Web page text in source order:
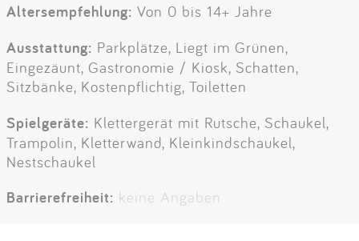
Altersempfehlung: Von 0 bis 14+ Jahre
Ausstattung: Parkplätze, Liegt im Grünen,
Eingezäunt, Gastronomie / Kiosk, Schatten,
Sitzbänke, Kostenpflichtig, Toiletten
Spielgeräte: Klettergerät mit Rutsche, Schaukel,
Trampolin, Kletterwand, Kleinkindschaukel,
Nestschaukel
Barrierefreiheit: keine Angaben